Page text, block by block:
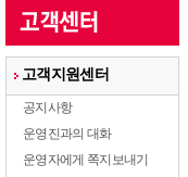
고객지원센터
공지사항
운영진과의 대화
운영자에게 쪽지보내기